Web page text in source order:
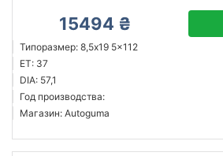
15494 ₴
Типоразмер: 8,5x19 5x112
ET: 37
DIA: 57,1
Год производства:
Магазин: Autoguma